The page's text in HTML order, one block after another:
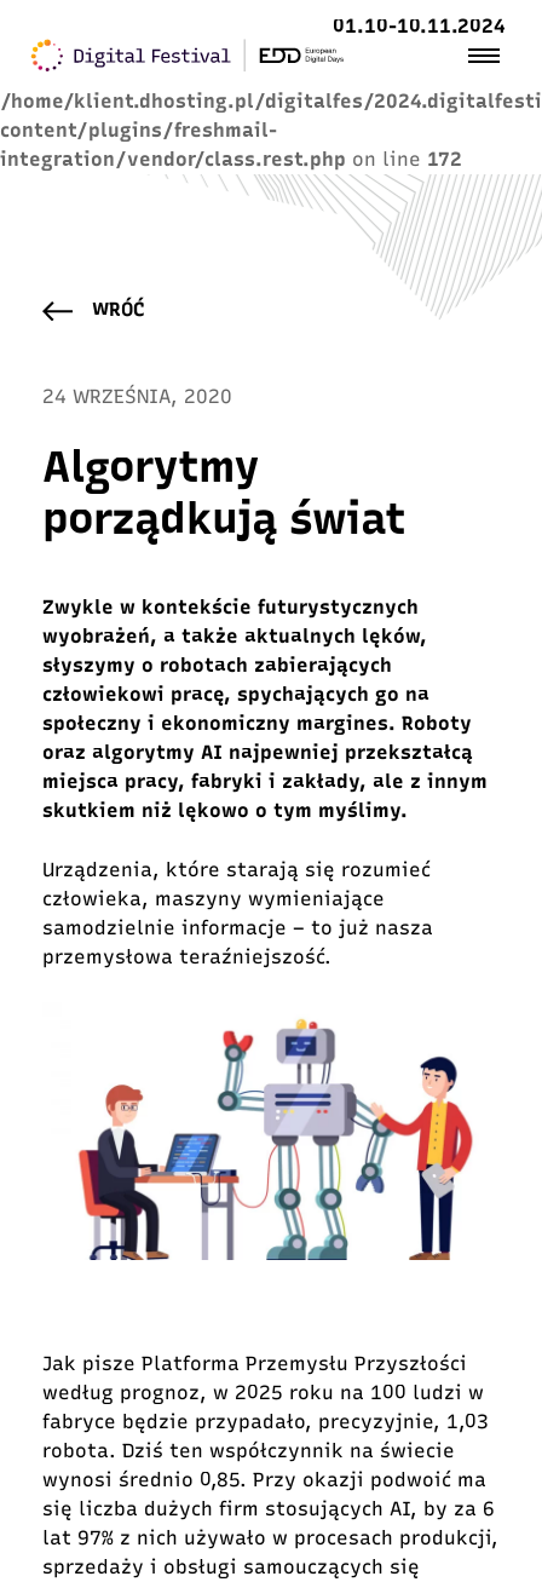
Warning : Trying to access array offset on value of
type null in
/home/klient.dhosting.pl/digitalfes/
content/plugins/freshmail-
integration/vendor/class.rest.php on line 172
01.10-10.11.2024
WRÓĆ
24 WRZEŚNIA, 2020
Algorytmy
porządkują świat
Zwykle w kontekście futurystycznych
wyobrażeń, a także aktualnych lęków,
słyszymy o robotach zabierających
człowiekowi pracę, spychających go na
społeczny i ekonomiczny margines. Roboty
oraz algorytmy AI najpewniej przekształcą
miejsca pracy, fabryki i zakłady, ale z innym
skutkiem niż lękowo o tym myślimy.
Urządzenia, które starają się rozumieć
człowieka, maszyny wymieniające
samodzielnie informacje – to już nasza
przemysłowa teraźniejszość.
Jak pisze Platforma Przemysłu Przyszłości
według prognoz, w 2025 roku na 100 ludzi w
fabryce będzie przypadało, precyzyjnie, 1,03
robota. Dziś ten współczynnik na świecie
wynosi średnio 0,85. Przy okazji podwoić ma
się liczba dużych firm stosujących AI, by za 6
lat 97% z nich używało w procesach produkcji,
sprzedaży i obsługi samouczących się